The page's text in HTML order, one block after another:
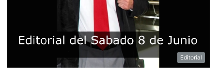
Editorial